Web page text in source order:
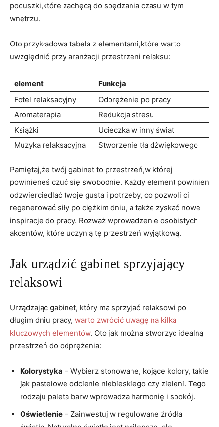
poduszki,które zachęcą do spędzania czasu w tym
wnętrzu.
Oto przykładowa tabela z elementami,które warto
uwzględnić przy aranżacji przestrzeni relaksu:
element
Funkcja
Fotel relaksacyjny
Odprężenie po pracy
Aromaterapia
Redukcja stresu
Książki
Ucieczka w inny świat
Muzyka relaksacyjna
Stworzenie tła dźwiękowego
Pamiętaj,że twój gabinet to przestrzeń,w której
powinieneś czuć się swobodnie. Każdy element powinien
odzwierciedlać twoje gusta i potrzeby, co pozwoli ci
regenerować siły po ciężkim dniu, a także zyskać nowe
inspiracje do pracy. Rozważ wprowadzenie osobistych
akcentów, które uczynią tę przestrzeń wyjątkową.
Jak urządzić gabinet sprzyjający
relaksowi
Urządzając gabinet, który ma sprzyjać relaksowi po
długim dniu pracy, warto zwrócić uwagę na kilka
kluczowych elementów. Oto jak można stworzyć idealną
przestrzeń do odprężenia:
Kolorystyka – Wybierz stonowane, kojące kolory, takie
jak pastelowe odcienie niebieskiego czy zieleni. Tego
rodzaju paleta barw wprowadza harmonię i spokój.
Oświetlenie – Zainwestuj w regulowane źródła